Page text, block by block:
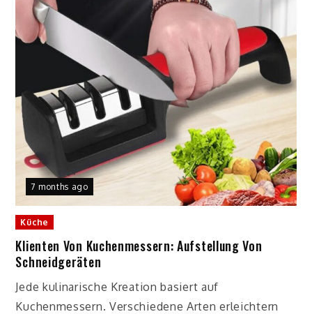
7 months ago
Küche
Klienten Von Kuchenmessern: Aufstellung Von
Schneidgeräten
Jede kulinarische Kreation basiert auf
Kuchenmessern. Verschiedene Arten erleichtern